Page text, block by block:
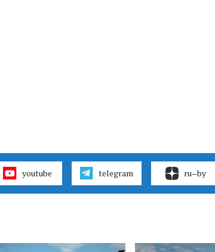
youtube telegram ru–by